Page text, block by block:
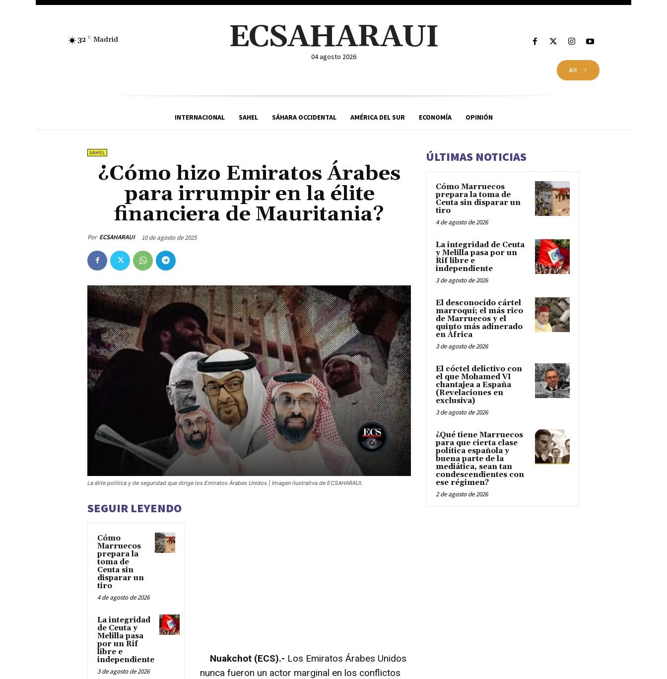
32 C Madrid ECSAHARAUI
04 agosto 2026
AR
INTERNACIONAL SAHEL SÁHARA OCCIDENTAL AMÉRICA DEL SUR ECONOMÍA OPINIÓN
SAHEL
¿Cómo hizo Emiratos Árabes
para irrumpir en la élite
financiera de Mauritania?
Por ECSAHARAUI 10 de agosto de 2025
La élite política y de seguridad que dirige los Emiratos Árabes Unidos | Imagen ilustrativa de ECSAHARAUI.
SEGUIR LEYENDO
Cómo
Marruecos
prepara la
toma de
Ceuta sin
disparar un
tiro
4 de agosto de 2026
La integridad
de Ceuta y
Melilla pasa
por un Rif
libre e
independiente
3 de agosto de 2026
Nuakchot (ECS).- Los Emiratos Árabes Unidos
nunca fueron un actor marginal en los conflictos
ÚLTIMAS NOTICIAS
Cómo Marruecos
prepara la toma de
Ceuta sin disparar un
tiro
4 de agosto de 2026
La integridad de Ceuta
y Melilla pasa por un
Rif libre e
independiente
3 de agosto de 2026
El desconocido cártel
marroquí; el más rico
de Marruecos y el
quinto más adinerado
en África
3 de agosto de 2026
El cóctel delictivo con
el que Mohamed VI
chantajea a España
(Revelaciones en
exclusiva)
3 de agosto de 2026
¿Qué tiene Marruecos
para que cierta clase
política española y
buena parte de la
mediática, sean tan
condescendientes con
ese régimen?
2 de agosto de 2026